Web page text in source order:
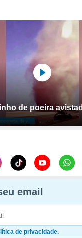
de poeira
email
de privacidade.